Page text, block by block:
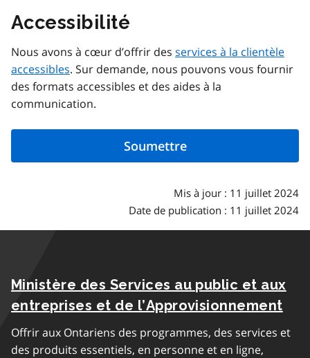
Accessibilité
Nous avons à cœur d’offrir des services à la clientèle
accessibles. Sur demande, nous pouvons vous fournir
des formats accessibles et des aides à la
communication.
Mis à jour : 11 juillet 2024
Date de publication : 11 juillet 2024
Ministère des Services au public et aux
entreprises et de l’Approvisionnement
Offrir aux Ontariens des programmes, des services et
des produits essentiels, en personne et en ligne,